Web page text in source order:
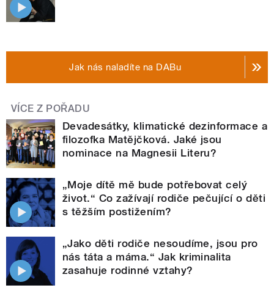
Jak nás naladíte na DABu
VÍCE Z POŘADU
Devadesátky, klimatické dezinformace a
filozofka Matějčková. Jaké jsou
nominace na Magnesii Literu?
„Moje dítě mě bude potřebovat celý
život.“ Co zažívají rodiče pečující o děti
s těžším postižením?
„Jako děti rodiče nesoudíme, jsou pro
nás táta a máma.“ Jak kriminalita
zasahuje rodinné vztahy?